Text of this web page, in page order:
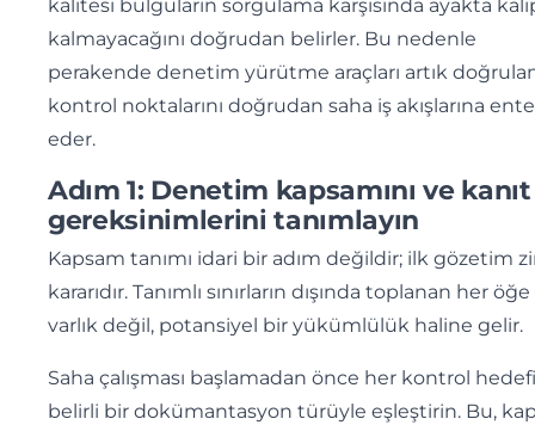
kalitesi bulguların sorgulama karşısında ayakta
kalmayacağını doğrudan belirler. Bu nedenle
perakende denetim yürütme araçları artık
kontrol noktalarını doğrudan saha iş akışlarına
eder.
Adım 1: Denetim kapsamını ve kanıt
gereksinimlerini tanımlayın
Kapsam tanımı idari bir adım değildir; ilk gözetim
kararıdır. Tanımlı sınırların dışında toplanan her
varlık değil, potansiyel bir yükümlülük haline gelir.
Saha çalışması başlamadan önce her kontrol
belirli bir dokümantasyon türüyle eşleştirin. Bu,